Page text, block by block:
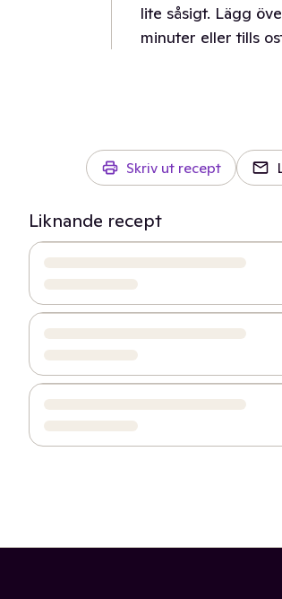
lite såsigt. Lägg
minuter eller tills
Skriv ut recept
Liknande recept